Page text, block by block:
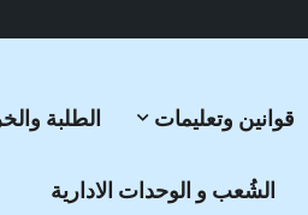
قوانين وتعليمات الطلبة
الشُعب و الوحدات الادارية